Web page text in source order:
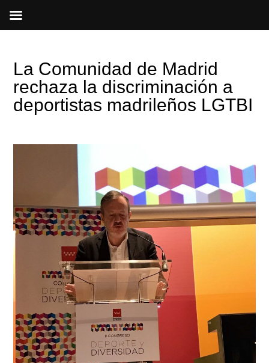
La Comunidad de Madrid
rechaza la discriminación a
deportistas madrileños LGTBI